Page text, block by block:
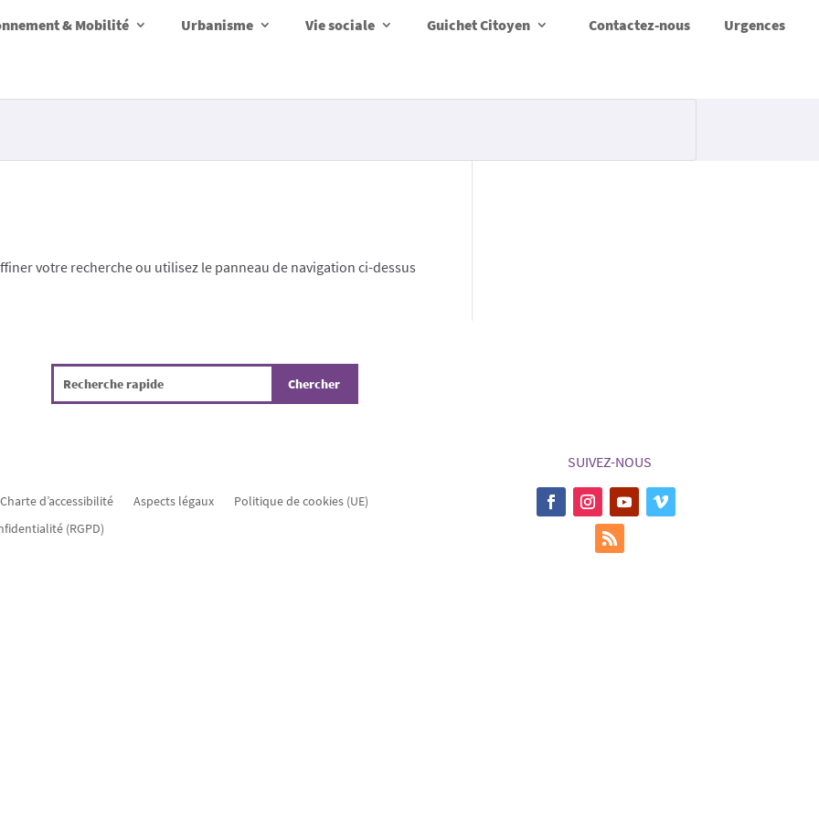
& Mobilité Urbanisme Vie sociale Guichet Citoyen Contactez-nous Urgences
votre recherche ou utilisez le panneau de navigation ci-dessus
Charte d’accessibilité Aspects légaux
Politique de cookies (UE)
(RGPD)
SUIVEZ-NOUS